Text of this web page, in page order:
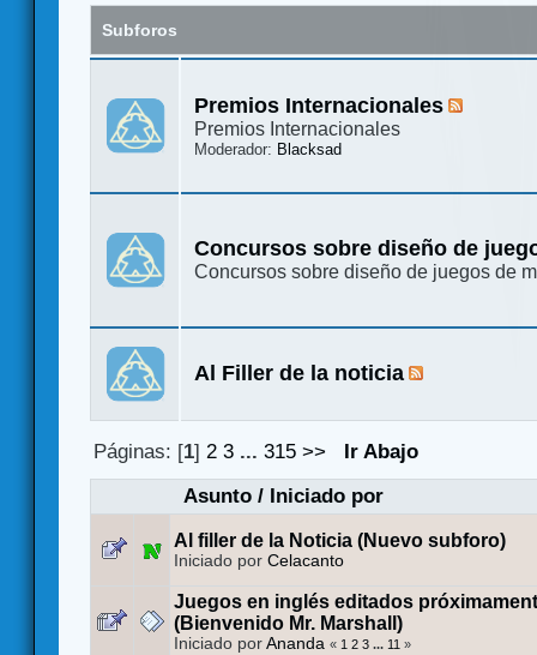
Subforos
Premios Internacionales
Premios Internacionales
Moderador: Blacksad
Concursos sobre diseño de
Concursos sobre diseño de juegos de
Al Filler de la noticia
Páginas: [1]2 3 ...315 >>
Ir Abajo
Asunto/ Iniciado por
Al filler de la Noticia (Nuevo subforo)
Iniciado por Celacanto
Juegos en inglés editados
(Bienvenido Mr. Marshall)
Iniciado por Ananda « 1 2 3 ... 11 »